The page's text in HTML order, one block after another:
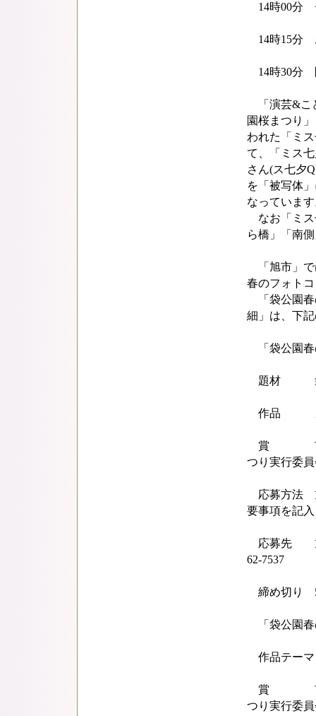
14時00分
14時15分
14時30分
「演芸&こ
園桜まつり
われた「ミ
て、「ミス
さん(ス七夕
を「被写体
なっていま
なお「ミス
ら橋」「南
「旭市」で
春のフォト
「袋公園春
細」は、下
「袋公園春
題材 袋公
作品 カラ
賞 市長賞
つり実行委
応募方法
要事項を記
応募先 旭
62-7537
締め切り
「袋公園春
作品テー
賞 市長賞
つり実行委